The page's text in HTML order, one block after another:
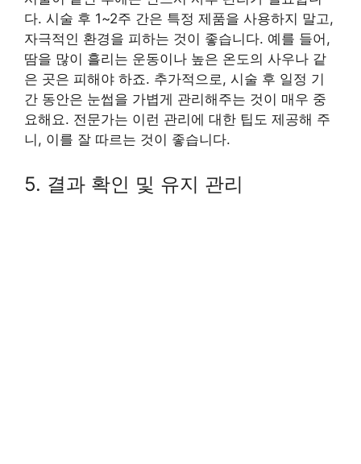
다. 시술 후 1~2주 간은 특정 제품을 사용하지 말고,
자극적인 환경을 피하는 것이 좋습니다. 예를 들어,
땀을 많이 흘리는 운동이나 높은 온도의 사우나 같
은 곳은 피해야 하죠. 추가적으로, 시술 후 일정 기
간 동안은 눈썹을 가볍게 관리해주는 것이 매우 중
요해요. 전문가는 이런 관리에 대한 팁도 제공해 주
니, 이를 잘 따르는 것이 좋습니다.
5. 결과 확인 및 유지 관리